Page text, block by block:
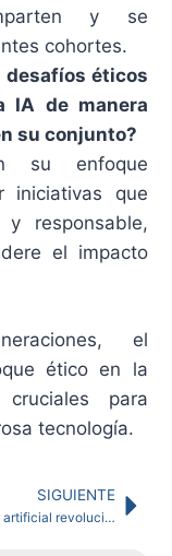
y se
cohortes.
desafíos éticos
IA de manera
su conjunto?
su enfoque
iniciativas que
responsable,
el impacto
el
ético en la
para
tecnología.
SIGUIENTE
Inteligencia artificial revoluciona la comunicación: 7 beneficios estratégicos